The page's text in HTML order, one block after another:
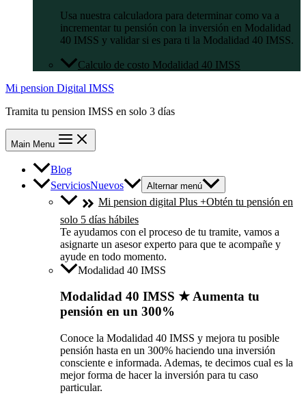
Usa nuestra calculadora para determinar como va a
incrementar tu pensión con la inversión en Modalidad
40 IMSS y validar si es para ti la Modalidad 40 IMSS.
Calculo de costo Modalidad 40 IMSS
Mi pension Digital IMSS
Tramita tu pension IMSS en solo 3 días
Main Menu
Blog
ServiciosNuevos Alternar menú
Mi pension digital Plus +Obtén tu pensión en
solo 5 días hábiles
Te ayudamos con el proceso de tu tramite, vamos a
asignarte un asesor experto para que te acompañe y
ayude en todo momento.
Modalidad 40 IMSS
Modalidad 40 IMSS ★ Aumenta tu
pensión en un 300%
Conoce la Modalidad 40 IMSS y mejora tu posible
pensión hasta en un 300% haciendo una inversión
consciente e informada. Ademas, te decimos cual es la
mejor forma de hacer la inversión para tu caso
particular.